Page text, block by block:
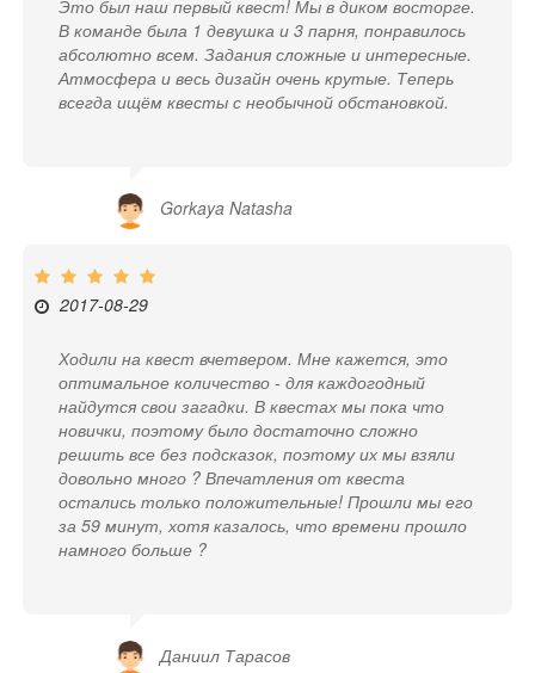
Это был наш первый квест! Мы в диком восторге.
В команде была 1 девушка и 3 парня, понравилось
абсолютно всем. Задания сложные и интересные.
Атмосфера и весь дизайн очень крутые. Теперь
всегда ищём квесты с необычной обстановкой.
Gorkaya Natasha
2017-08-29
Ходили на квест вчетвером. Мне кажется, это
оптимальное количество - для каждогодный
найдутся свои загадки. В квестах мы пока что
новички, поэтому было достаточно сложно
решить все без подсказок, поэтому их мы взяли
довольно много ? Впечатления от квеста
остались только положительные! Прошли мы его
за 59 минут, хотя казалось, что времени прошло
намного больше ?
Даниил Тарасов